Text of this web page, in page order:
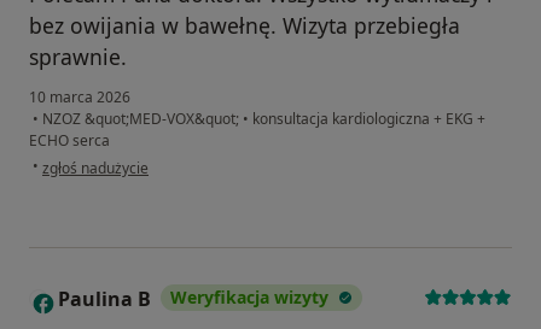
bez owijania w bawełnę. Wizyta przebiegła
sprawnie.
10 marca 2026
• NZOZ &quot;MED-VOX&quot; • konsultacja kardiologiczna + EKG +
ECHO serca
• w opinii użytkownika Sebastian
zgłoś nadużycie
P Paulina B Weryfikacja wizyty